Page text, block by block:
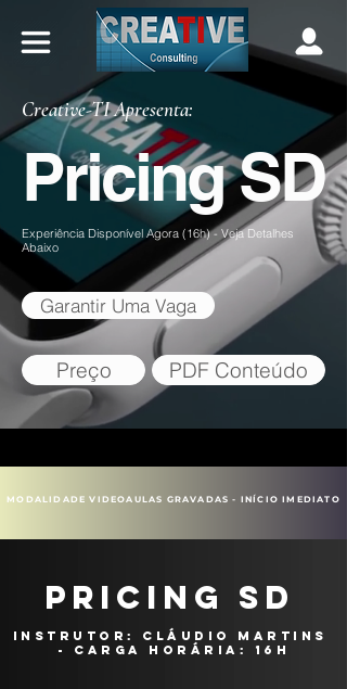
Creative-TI Apresenta:
Pricing SD
Experiência Disponível Agora (16h) - Veja Detalhes
Abaixo
Garantir Uma Vaga
Preço PDF Conteúdo
MODALIDADE VIDEOAULAS GRAVADAS - INÍCIO IMEDIATO
pricing sd
INSTRUTOR: cláudio martins
- carga horária: 16H